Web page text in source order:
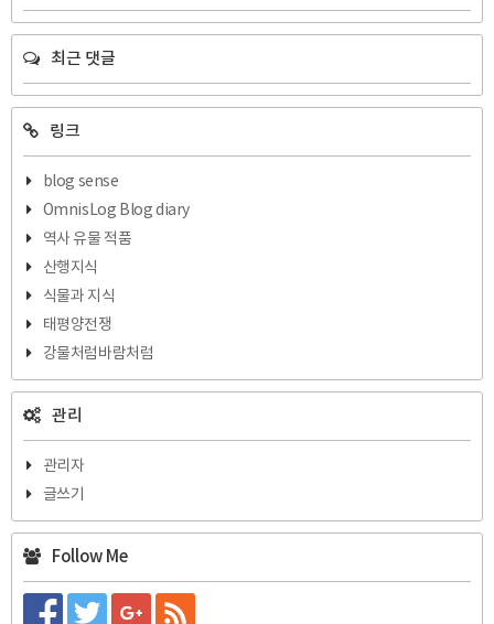
최근 댓글
링크
blog sense
OmnisLog Blog diary
역사 유물 적품
산행지식
식물과 지식
태평양전쟁
강물처럼바람처럼
관리
관리자
글쓰기
Follow Me